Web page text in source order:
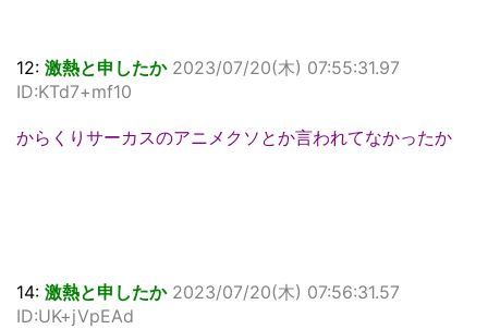
12: 激熱と申したか 2023/07/20(木) 07:55:31.97
ID:KTd7+mf10
からくりサーカスのアニメクソとか言われてなかったか
14: 激熱と申したか 2023/07/20(木) 07:56:31.57
ID:UK+jVpEAd